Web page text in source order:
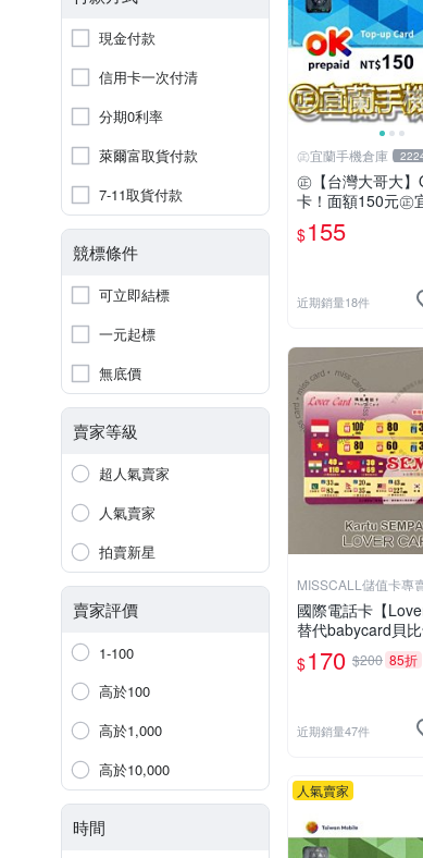
現金付款
信用卡一次付清
分期0利率
萊爾富取貨付款
7-11取貨付款
競標條件
可立即結標
一元起標
無底價
賣家等級
超人氣賣家
人氣賣家
拍賣新星
賣家評價
1-100
高於100
高於1,000
高於10,000
時間
㊣宜蘭手機倉庫
㊣【台灣大哥大】
卡！面額150元㊣
倉庫
$155
近期銷量18件
MISSCALL儲值卡專
國際電話卡【
替代babycard貝
尼泰國馬來西亞越
容所可用電話卡
$170 $200 85折
近期銷量47件
人氣賣家